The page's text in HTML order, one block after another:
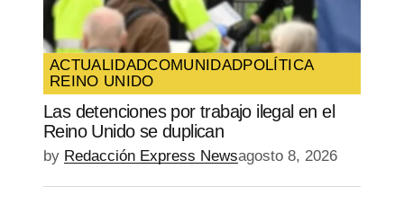
ACTUALIDADCOMUNIDADPOLÍTICA
REINO UNIDO
Las detenciones por trabajo ilegal en el
Reino Unido se duplican
by Redacción Express Newsagosto 8, 2026